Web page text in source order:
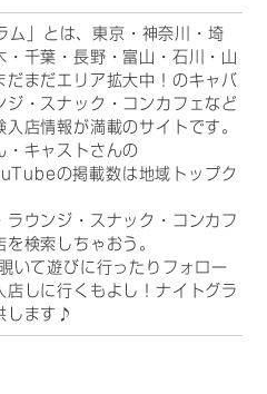
ム」とは、東京・神奈川・埼
千葉・長野・富山・石川・山
まだエリア拡大中！のキャバ
・スナック・コンカフェなど
店情報が満載のサイトです。
・キャストさんの
の掲載数は地域トップク
ウンジ・スナック・コンカフ
検索しちゃおう。
いて遊びに行ったりフォロー
店しに行くもよし！ナイトグラ
します♪